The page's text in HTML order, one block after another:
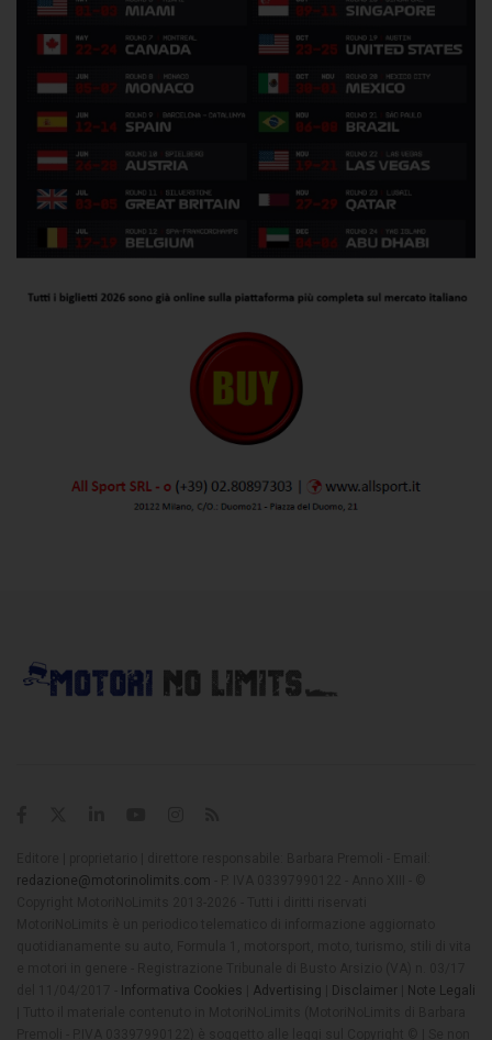
redazione@motorinolimits.com
Informativa Cookies Advertising Disclaimer
Note Legali